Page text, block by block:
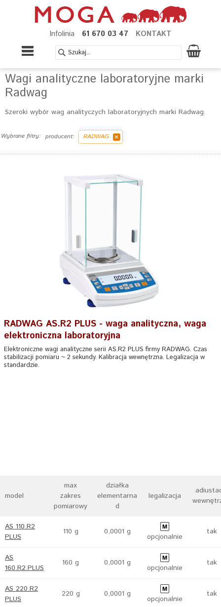
Infolinia 61 670 03 47 KONTAKT
Wagi analityczne laboratoryjne marki
Radwag
Szeroki wybór wag analityczych laboratoryjnych marki Radwag.
Wybrane filtry: producent: RADWAG
RADWAG AS.R2 PLUS - waga analityczna, waga
elektroniczna laboratoryjna
Elektroniczne wagi analityczne serii AS.R2 PLUS firmy RADWAG. Czas
stabilizacji pomiaru ~ 2 sekundy. Kalibracja wewnętrzna. Legalizacja w
standardzie.
model
max
zakres
pomiarowy
działka
elementarna
d
legalizacja
AS 110.R2
PLUS
110 g 0,0001 g
opcjonalnie
tak
AS
160.R2.PLUS
160 g 0,0001 g
opcjonalnie
tak
AS 220.R2
PLUS
220 g 0,0001 g
opcjonalnie
tak